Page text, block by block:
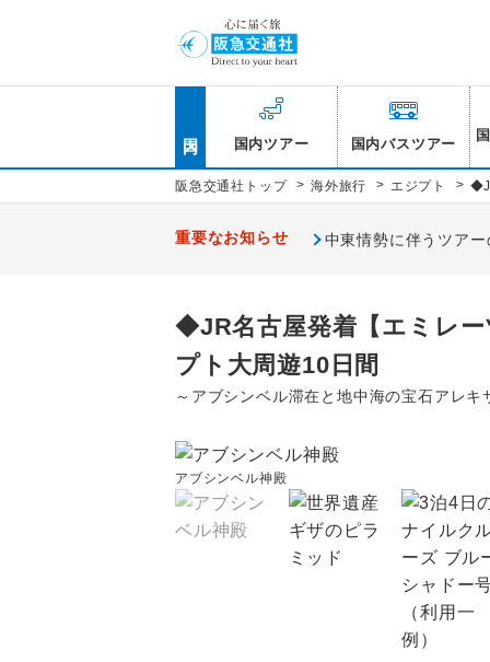
国内ツアー 国内バスツアー
阪急交通社トップ > 海外旅行 > エジプト >
重要なお知らせ 中東情勢に伴うツア
◆JR名古屋発着【エミレ
プト大周遊10日間
～アブシンベル滞在と地中海の宝石アレキ
アブシンベル神殿